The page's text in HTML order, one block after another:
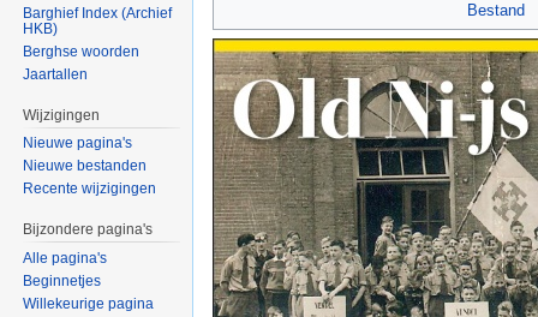
Bestand
Barghief Index (Archief
HKB)
Berghse woorden
Jaartallen
Wijzigingen
Nieuwe pagina's
Nieuwe bestanden
Recente wijzigingen
Bijzondere pagina's
Alle pagina's
Beginnetjes
Willekeurige pagina